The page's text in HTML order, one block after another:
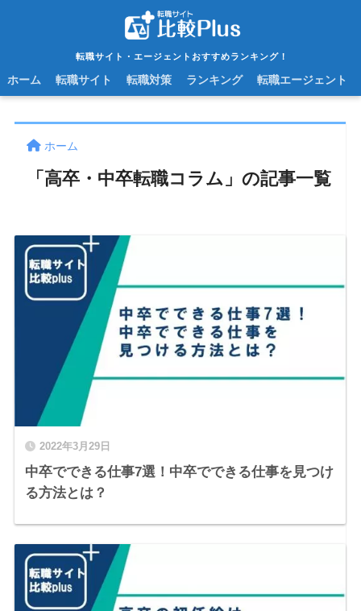
転職サイト・エージェントおすすめランキング！
ホーム 転職サイト 転職対策 ランキング 転職エージェント
ホーム
「高卒・中卒転職コラム」の記事一覧
2022年3月29日
中卒でできる仕事7選！中卒でできる仕事を見つけ
る方法とは？